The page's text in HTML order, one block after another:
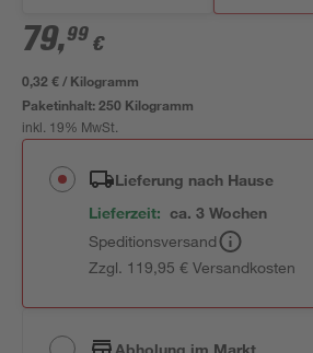
79,99 €
0,32 € / Kilogramm
Paketinhalt:250 Kilogramm
inkl. 19% MwSt.
Lieferung nach Hause
Lieferzeit: ca. 3 Wochen
Speditionsversand
Zzgl. 119,95 € Versandkosten
Abholung im Markt